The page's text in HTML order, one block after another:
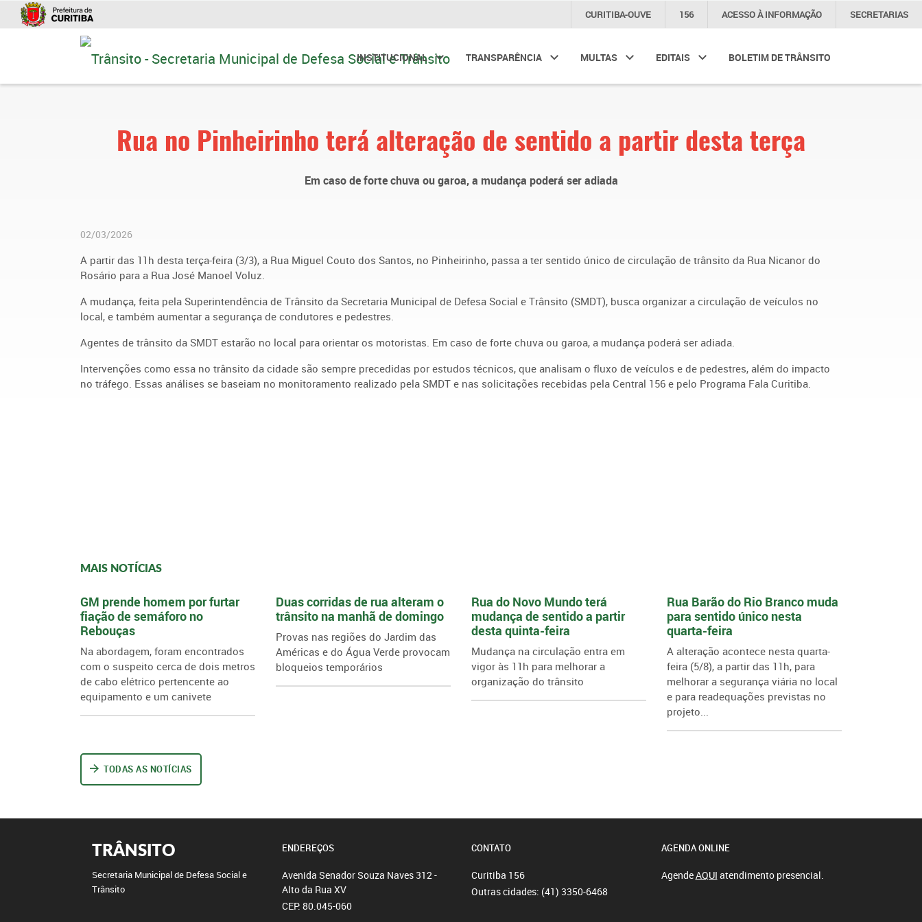
CURITIBA-OUVE 156 ACESSO ÀINFORMAÇÃO SECRETARIAS
INSTITUCIONAL TRANSPARÊNCIA MULTAS EDITAIS BOLETIM DE TRÂNSITO
Rua no Pinheirinho terá alteração de sentido a partir desta terça
Em caso de forte chuva ou garoa, a mudança poderá ser adiada
02/03/2026
A partir das 11h desta terça-feira (3/3), a Rua Miguel Couto dos Santos, no Pinheirinho, passa a ter sentido único de circulação de trânsito da Rua Nicanor do
Rosário para a Rua José Manoel Voluz.
A mudança, feita pela Superintendência de Trânsito da Secretaria Municipal de Defesa Social e Trânsito (SMDT), busca organizar a circulação de veículos no
local, e também aumentar a segurança de condutores e pedestres.
Agentes de trânsito da SMDT estarão no local para orientar os motoristas. Em caso de forte chuva ou garoa, a mudança poderá ser adiada.
Intervenções como essa no trânsito da cidade são sempre precedidas por estudos técnicos, que analisam o fluxo de veículos e de pedestres, além do impacto
no tráfego. Essas análises se baseiam no monitoramento realizado pela SMDT e nas solicitações recebidas pela Central 156 e pelo Programa Fala Curitiba.
MAIS NOTÍCIAS
GM prende homem por furtar
fiação de semáforo no
Rebouças
Na abordagem, foram encontrados
com o suspeito cerca de dois metros
de cabo elétrico pertencente ao
equipamento e um canivete
Duas corridas de rua alteram o
trânsito na manhã de domingo
Provas nas regiões do Jardim das
Américas e do Água Verde provocam
bloqueios temporários
Rua do Novo Mundo terá
mudança de sentido a partir
desta quinta-feira
Mudança na circulação entra em
vigor às 11h para melhorar a
organização do trânsito
Rua Barão do Rio Branco muda
para sentido único nesta
quarta-feira
A alteração acontece nesta quarta-
feira (5/8), a partir das 11h, para
melhorar a segurança viária no local
e para readequações previstas no
projeto...
TODAS AS NOTÍCIAS
TRÂNSITO
Secretaria Municipal de Defesa Social e
Trânsito
ENDEREÇOS
Avenida Senador Souza Naves 312 -
Alto da Rua XV
CEP: 80.045-060
CONTATO
Curitiba 156
Outras cidades: (41) 3350-6468
AGENDA ONLINE
AgendeAQUI atendimento presencial.